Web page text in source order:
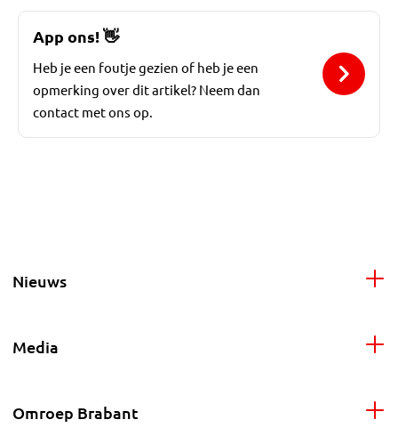
App ons! 👋
Heb je een foutje gezien of heb je een
opmerking over dit artikel? Neem dan
contact met ons op.
Nieuws
Media
Omroep Brabant